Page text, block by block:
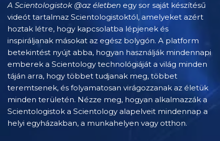
A Scientologistok @az életben egy sor saját készítésű
videót tartalmaz Scientologistoktól, amelyeket azért
hoztak létre, hogy kapcsolatba lépjenek és
inspiráljanak másokat az egész bolygón. A platform
betekintést nyújt abba, hogyan használják mindennapi
emberek a Scientology technológiáját a világ minden
táján arra, hogy többet tudjanak meg, többet
teremtsenek, és folyamatosan virágozzanak az életük
minden területén. Nézze meg, hogyan alkalmazzák a
Scientologistok a Scientology alapelveit mindennap a
helyi egyházakban, a munkahelyen vagy otthon.